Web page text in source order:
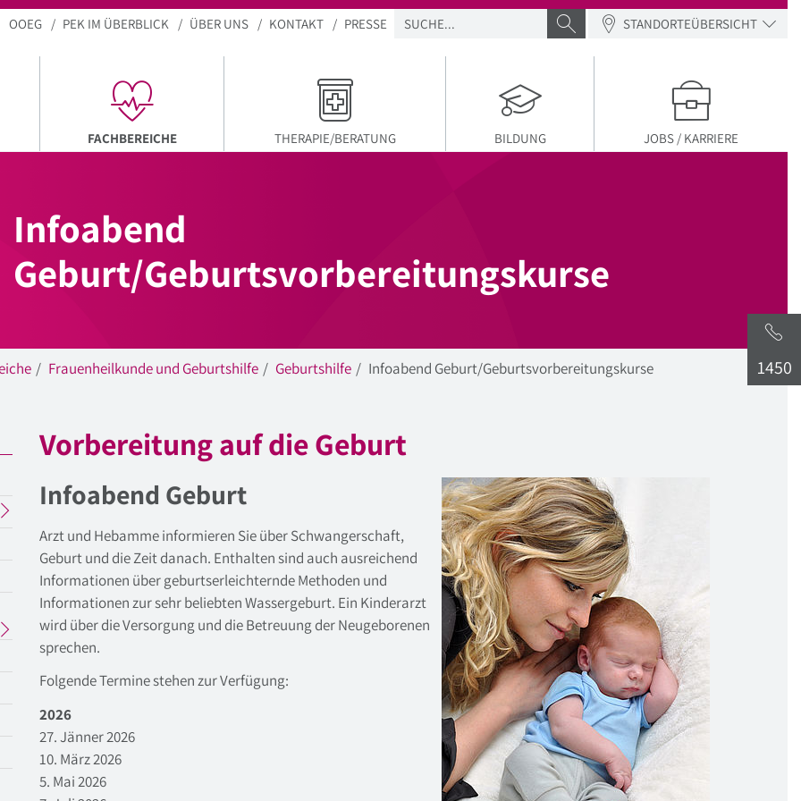
1450
OOEG PEK IM ÜBERBLICK ÜBER UNS KONTAKT PRESSE SUCHE SUCHE ABSENDEN
STANDORTEÜBERSICHT
FACHBEREICHEAKTUELLER MENÜPUNKTTHERAPIE/BERATUNG BILDUNG JOBS / KARRIERE
Infoabend
Geburt/Geburtsvorbereitungskurse
Frauenheilkunde und Geburtshilfe Geburtshilfe Infoabend Geburt/Geburtsvorbereitungskurse
Vorbereitung auf die Geburt
Infoabend Geburt
Arzt und Hebamme informieren Sie über Schwangerschaft,
Geburt und die Zeit danach. Enthalten sind auch ausreichend
Informationen über geburtserleichternde Methoden und
Informationen zur sehr beliebten Wassergeburt. Ein Kinderarzt
wird über die Versorgung und die Betreuung der Neugeborenen
sprechen.
Folgende Termine stehen zur Verfügung:
2026
27. Jänner 2026
10. März 2026
5. Mai 2026